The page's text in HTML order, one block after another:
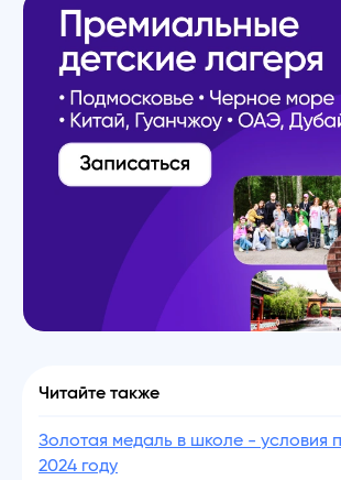
Читайте также
Золотая медаль в школе - условия
2024 году